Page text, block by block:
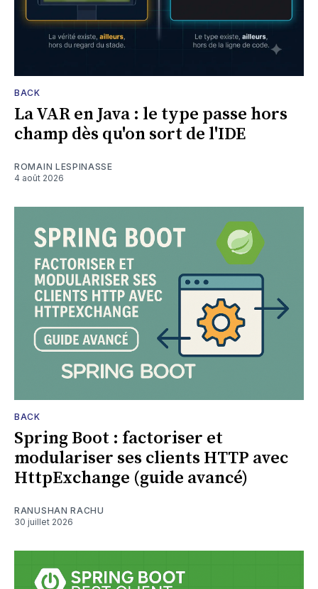
BACK
La VAR en Java : le type passe hors
champ dès qu'on sort de l'IDE
ROMAIN LESPINASSE
4 août 2026
BACK
Spring Boot : factoriser et
modulariser ses clients HTTP avec
HttpExchange (guide avancé)
RANUSHAN RACHU
30 juillet 2026